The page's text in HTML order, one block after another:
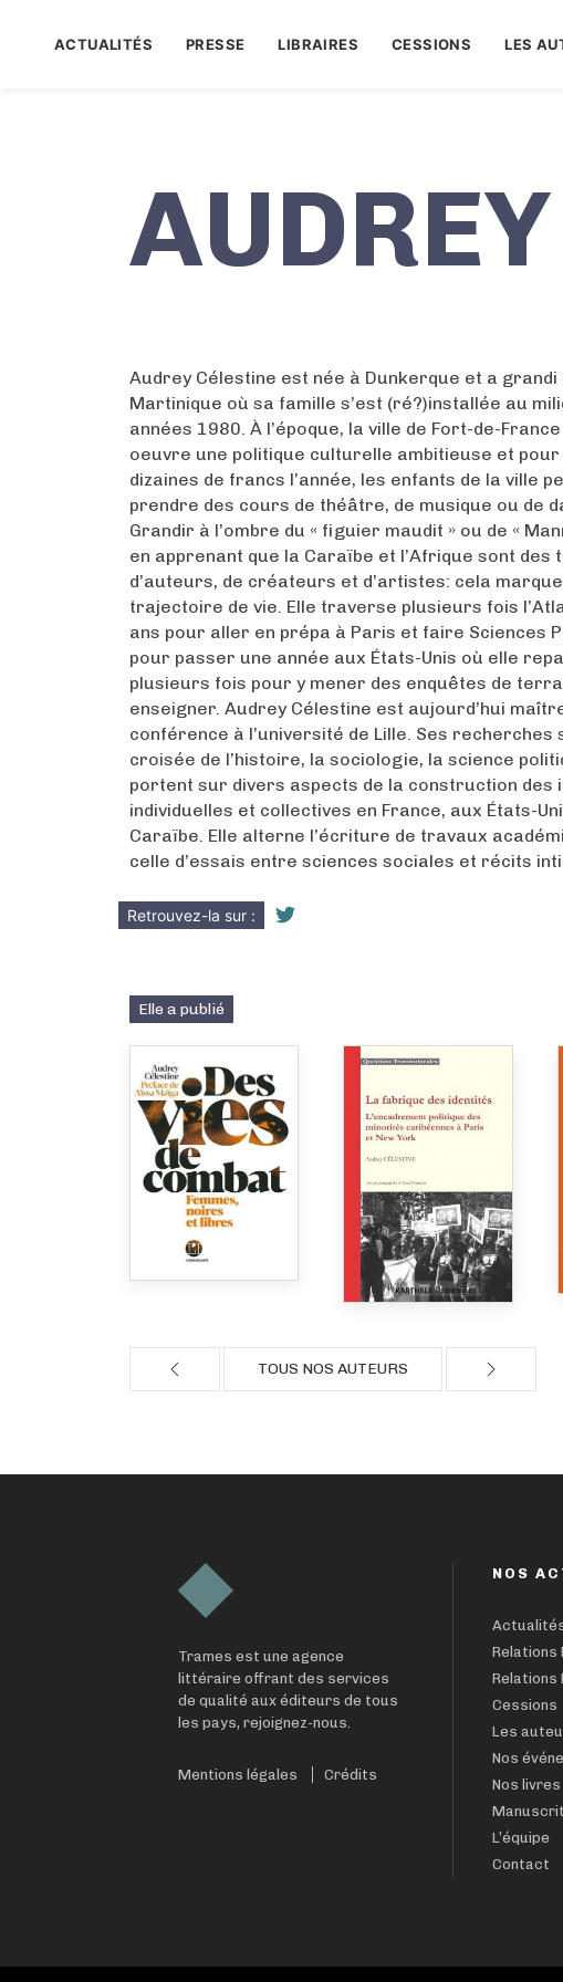
ACTUALITÉS PRESSE LIBRAIRES CESSIONS LES
Audrey Célestine est née à Dunkerque et a grandi
Martinique où sa famille s’est (ré?)installée au
années 1980. À l’époque, la ville de Fort-de-
oeuvre une politique culturelle ambitieuse et pour
dizaines de francs l’année, les enfants de la ville
prendre des cours de théâtre, de musique ou de
Grandir à l’ombre du « figuier maudit » ou de «
en apprenant que la Caraïbe et l’Afrique sont des
d’auteurs, de créateurs et d’artistes: cela
trajectoire de vie. Elle traverse plusieurs fois
ans pour aller en prépa à Paris et faire Sciences
pour passer une année aux États-Unis où elle
plusieurs fois pour y mener des enquêtes de
enseigner. Audrey Célestine est aujourd’hui
conférence à l’université de Lille. Ses recherches
croisée de l’histoire, la sociologie, la science
portent sur divers aspects de la construction des
individuelles et collectives en France, aux États-
Caraïbe. Elle alterne l’écriture de travaux
celle d’essais entre sciences sociales et récits
Retrouvez-la sur :
Elle a publié
TOUS NOS AUTEURS
Trames est une agence
littéraire offrant des services
de qualité aux éditeurs de tous
les pays, rejoignez-nous.
Mentions légales Crédits
NOS
Relations
Relations
Cessions
Les
Nos
Nos livres
L’équipe
Contact